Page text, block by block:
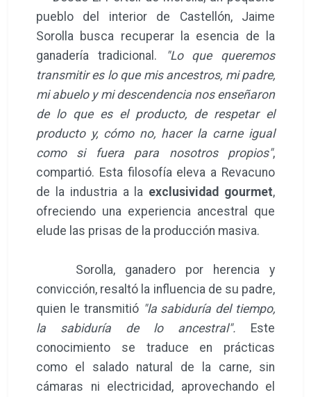
pueblo del interior de Castellón, Jaime
Sorolla busca recuperar la esencia de la
ganadería tradicional.
"Lo que queremos
transmitir es lo que mis ancestros, mi padre,
mi abuelo y mi descendencia nos enseñaron
de lo que es el producto, de respetar el
producto y, cómo no, hacer la carne igual
como si fuera para nosotros propios",
compartió. Esta filosofía eleva a Revacuno
de la industria a la exclusividad gourmet,
ofreciendo una experiencia ancestral que
elude las prisas de la producción masiva.
Sorolla, ganadero por herencia y
convicción, resaltó la influencia de su padre,
quien le transmitió"la sabiduría del tiempo,
la sabiduría de lo ancestral". Este
conocimiento se traduce en prácticas
como el salado natural de la carne, sin
cámaras ni electricidad, aprovechando el